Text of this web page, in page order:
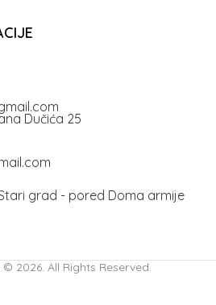
Dučića 25
grad - pored Doma armije
2026. All Rights Reserved.